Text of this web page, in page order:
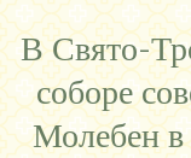
В Свято-
соборе
Молебен